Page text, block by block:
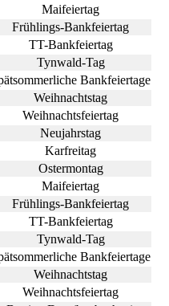
Maifeiertag
Frühlings-Bankfeiertag
TT-Bankfeiertag
Tynwald-Tag
Bankfeiertage
Weihnachtstag
Weihnachtsfeiertag
Neujahrstag
Karfreitag
Ostermontag
Maifeiertag
Frühlings-Bankfeiertag
TT-Bankfeiertag
Tynwald-Tag
Bankfeiertage
Weihnachtstag
Weihnachtsfeiertag